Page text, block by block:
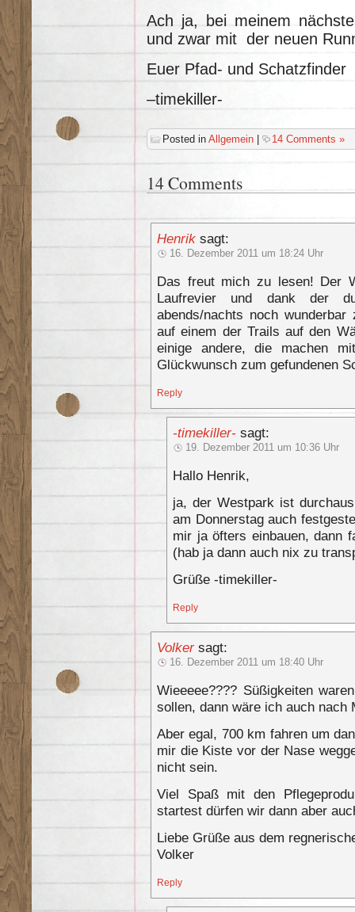
Ach ja, bei meinem
und zwar mit der neuen
Euer Pfad- und Schatzfinder
–timekiller-
Posted in Allgemein | 14 Comments »
14 Comments
Henrik sagt:
16. Dezember 2011 um 18:24 Uhr
Das freut mich zu lesen! Der
Laufrevier und dank der
abends/nachts noch
auf einem der Trails auf den
einige andere, die machen
Glückwunsch zum gefundenen
Reply
-timekiller- sagt:
19. Dezember 2011 um 10:36 Uhr
Hallo Henrik,
ja, der Westpark ist
am Donnerstag auch
mir ja öfters einbauen, dann
(hab ja dann auch nix zu
Grüße -timekiller-
Reply
Volker sagt:
16. Dezember 2011 um 18:40 Uhr
Wieeeee???? Süßigkeiten
sollen, dann wäre ich auch nach
Aber egal, 700 km fahren um
mir die Kiste vor der Nase
nicht sein.
Viel Spaß mit den
startest dürfen wir dann aber
Liebe Grüße aus dem
Volker
Reply